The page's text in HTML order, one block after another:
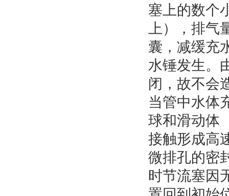
塞上的数个
上），排
囊，减缓充
水锤发生。
闭，故不会
当管中水体
球和滑动体
接触形成高
微排孔的密
时节流塞因